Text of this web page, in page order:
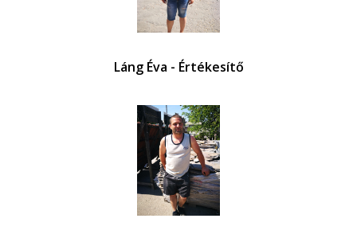
Láng Éva - Értékesítő